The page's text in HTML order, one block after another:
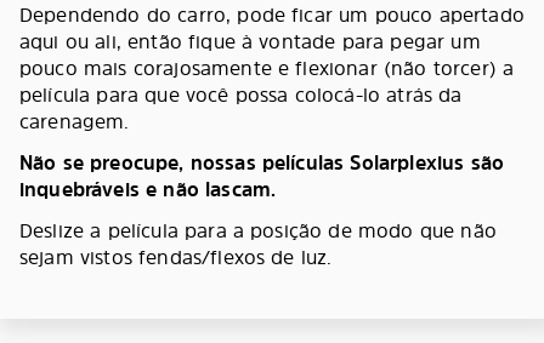
Dependendo do carro, pode ficar um pouco apertado
aqui ou ali, então fique à vontade para pegar um
pouco mais corajosamente e flexionar (não torcer) a
película para que você possa colocá-lo atrás da
carenagem.
Não se preocupe, nossas películas Solarplexius são
inquebráveis e não lascam.
Deslize a película para a posição de modo que não
sejam vistos fendas/flexos de luz.